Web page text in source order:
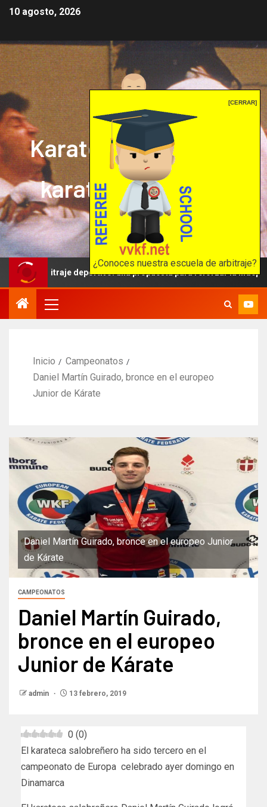
[CERRAR]
¿Conoces nuestra escuela de arbitraje?
10 agosto, 2026
Karate mrprepor: el
karate en internet
El karate en internet
deportivo: una propuesta para reforzar la independencia
Inicio
Campeonatos
Daniel Martín Guirado, bronce en el europeo
Junior de Kárate
Daniel Martín Guirado, bronce en el europeo Junior
de Kárate
CAMPEONATOS
Daniel Martín Guirado,
bronce en el europeo
Junior de Kárate
admin 13 febrero, 2019
0 (0)
El karateca salobreñero ha sido tercero en el
campeonato de Europa celebrado ayer domingo en
Dinamarca